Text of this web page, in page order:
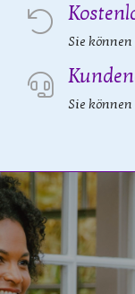
Sie
Sie